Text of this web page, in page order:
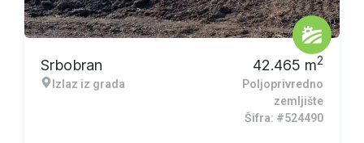
Srbobran
Izlaz iz grada
42.465 m2
Poljoprivredno
zemljište
Šifra: #524490